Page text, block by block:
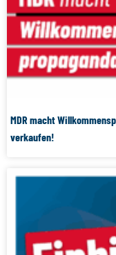
MDR macht
verkaufen!